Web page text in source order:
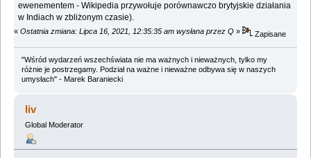
ewenementem - Wikipedia przywołuje porównawczo brytyjskie działania
w Indiach w zbliżonym czasie).
« Ostatnia zmiana: Lipca 16, 2021, 12:35:35 am wysłana przez Q » Zapisane
"Wśród wydarzeń wszechświata nie ma ważnych i nieważnych, tylko my
różnie je postrzegamy. Podział na ważne i nieważne odbywa się w naszych
umysłach" - Marek Baraniecki
liv
Global Moderator